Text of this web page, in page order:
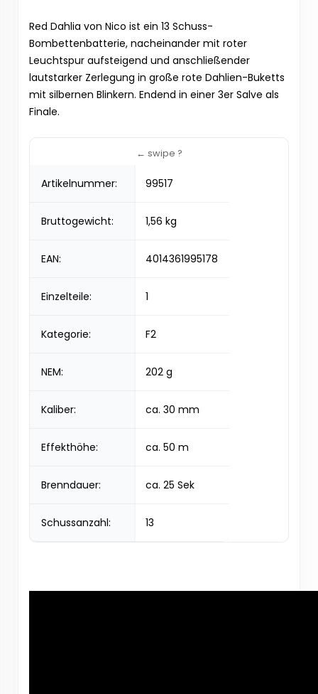
Red Dahlia von Nico ist ein 13 Schuss-
Bombettenbatterie, nacheinander mit roter
Leuchtspur aufsteigend und anschließender
lautstarker Zerlegung in große rote Dahlien-Buketts
mit silbernen Blinkern. Endend in einer 3er Salve als
Finale.
Artikelnummer: 99517
Bruttogewicht: 1,56 kg
EAN: 4014361995178
Einzelteile: 1
Kategorie: F2
NEM: 202 g
Kaliber: ca. 30 mm
Effekthöhe: ca. 50 m
Brenndauer: ca. 25 Sek
Schussanzahl: 13